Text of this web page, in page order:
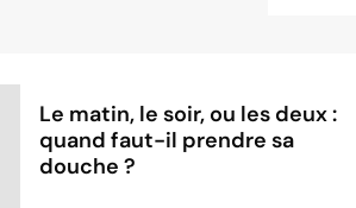
Le matin, le soir, ou les deux :
quand faut-il prendre sa
douche ?